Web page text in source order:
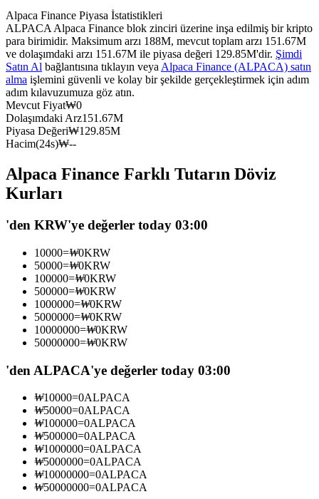
USDC Vadeli İşlemleri
USDC'yi teminat olarak kullanan vadeli işlemler
Kopya Ticaret
En iyi traderlarla güçlerinizi birleştirin
Kopya Tüccarı Olun
Kâr paylaşımı ve kopya ticaret komisyonlarının tadını çıkarın
Alpaca Finance Piyasa İstatistikleri
ALPACA Alpaca Finance blok zinciri üzerine inşa edilmiş bir kripto
para birimidir. Maksimum arzı 188M, mevcut toplam arzı 151.67M
ve dolaşımdaki arzı 151.67M ile piyasa değeri 129.85M'dir. Şimdi
Satın Al bağlantısına tıklayın veya Alpaca Finance (ALPACA) satın
alma işlemini güvenli ve kolay bir şekilde gerçekleştirmek için adım
adım kılavuzumuza göz atın.
Mevcut Fiyat₩0
Dolaşımdaki Arz151.67M
Piyasa Değeri₩129.85M
Hacim(24s)₩--
Alpaca Finance Farklı Tutarın Döviz
Kurları
'den KRW'ye değerler today 03:00
10000=₩0KRW
50000=₩0KRW
100000=₩0KRW
500000=₩0KRW
1000000=₩0KRW
5000000=₩0KRW
10000000=₩0KRW
50000000=₩0KRW
'den ALPACA'ye değerler today 03:00
₩10000=0ALPACA
₩50000=0ALPACA
₩100000=0ALPACA
₩500000=0ALPACA
₩1000000=0ALPACA
₩5000000=0ALPACA
₩10000000=0ALPACA
₩50000000=0ALPACA